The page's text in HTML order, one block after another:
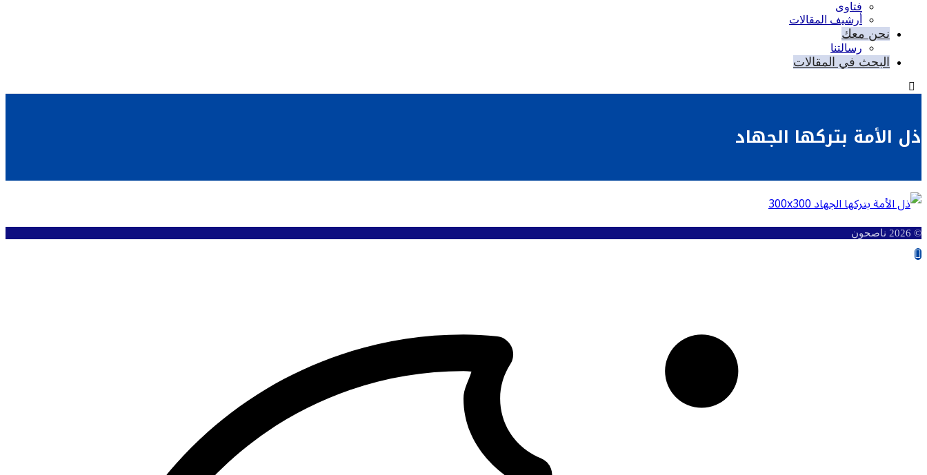
فتاوى
أرشيف المقالات
نحن معك
رسالتنا
البحث في المقالات
ذل الأمة بتركها الجهاد
© 2026 ناصحون